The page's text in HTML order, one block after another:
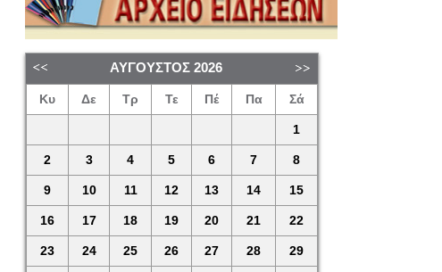
ΑΎΓΟΥΣΤΟΣ 2026
Κυ Δε Τρ Τε Πέ Πα Σά
1
2 3 4 5 6 7 8
9 10 11 12 13 14 15
16 17 18 19 20 21 22
23 24 25 26 27 28 29